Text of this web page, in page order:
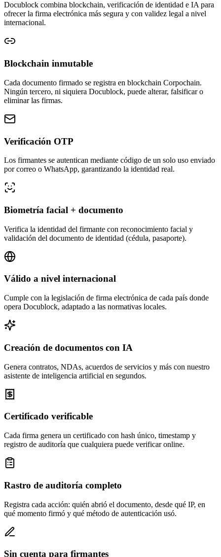
Docublock combina blockchain, verificación de identidad e IA para
ofrecer la firma electrónica más segura y con validez legal a nivel
internacional.
Blockchain inmutable
Cada documento firmado se registra en blockchain Corpochain.
Ningún tercero, ni siquiera Docublock, puede alterar, falsificar o
eliminar las firmas.
Verificación OTP
Los firmantes se autentican mediante código de un solo uso enviado
por correo o WhatsApp, garantizando la identidad real.
Biometría facial + documento
Verifica la identidad del firmante con reconocimiento facial y
validación del documento de identidad (cédula, pasaporte).
Válido a nivel internacional
Cumple con la legislación de firma electrónica de cada país donde
opera Docublock, adaptado a las normativas locales.
Creación de documentos con IA
Genera contratos, NDAs, acuerdos de servicios y más con nuestro
asistente de inteligencia artificial en segundos.
Certificado verificable
Cada firma genera un certificado con hash único, timestamp y
registro de auditoría que cualquiera puede verificar online.
Rastro de auditoría completo
Registra cada acción: quién abrió el documento, desde qué IP, en
qué momento firmó y qué método de autenticación usó.
Sin cuenta para firmantes